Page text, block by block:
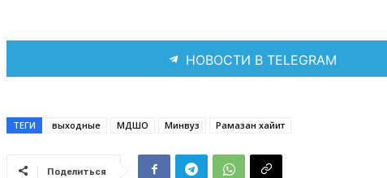
НОВОСТИ В TELEGRAM
ТЕГИ выходные МДШО Минвуз Рамазан хайит
Поделиться